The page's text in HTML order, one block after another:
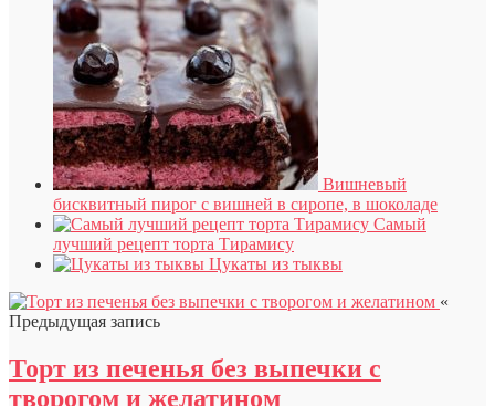
Вишневый
бисквитный пирог с вишней в сиропе, в шоколаде
Самый
лучший рецепт торта Тирамису
Цукаты из тыквы
«
Предыдущая запись
Торт из печенья без выпечки с
творогом и желатином